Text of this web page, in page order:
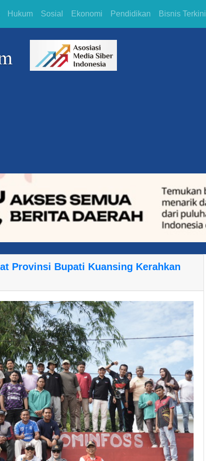
Hukum Sosial Ekonomi Pendidikan Bisnis Terkini
Provinsi Bupati Kuansing Kerahkan